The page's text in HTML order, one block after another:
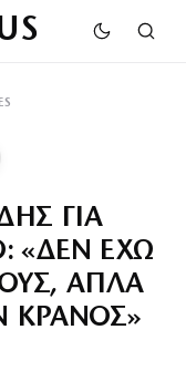
ΓΙΑ
«ΔΕΝ ΕΧΩ
ΑΠΛΑ
ΚΡΑΝΟΣ»